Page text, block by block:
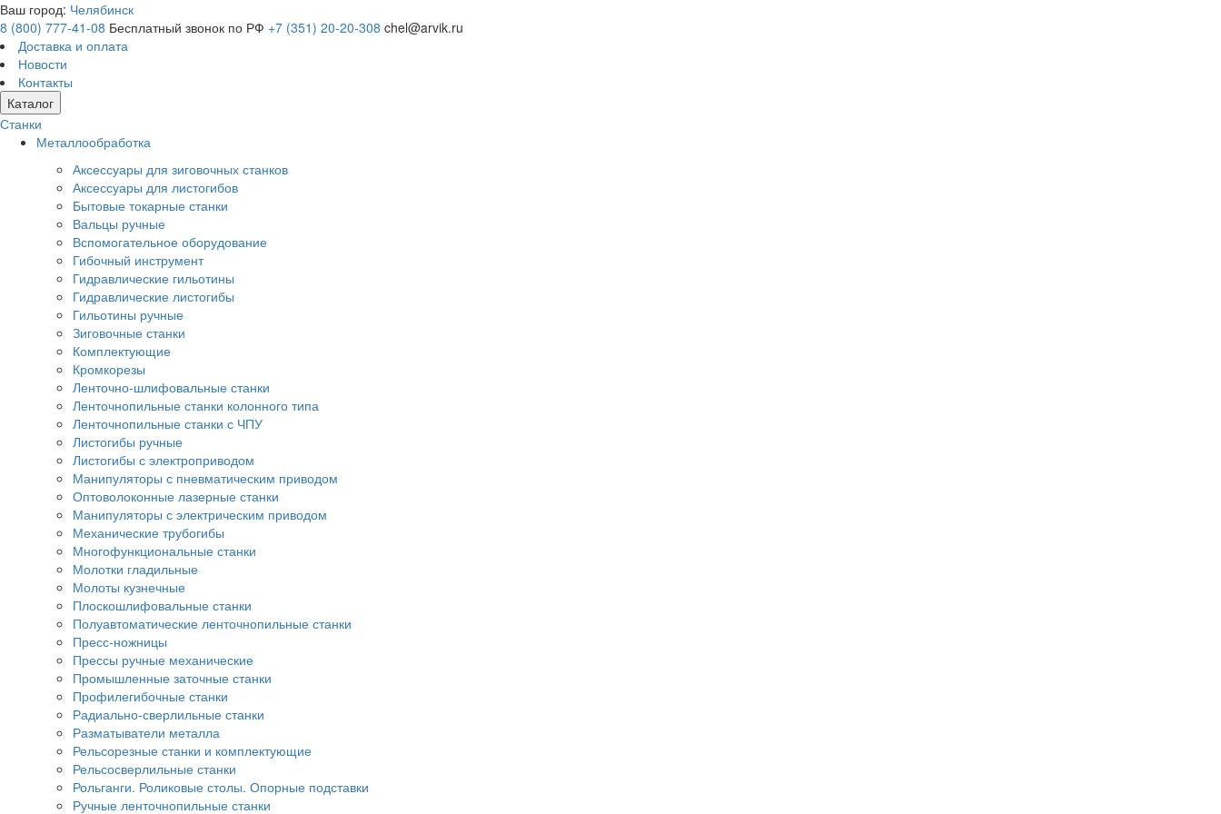
Ваш город: Челябинск
8 (800) 777-41-08 Бесплатный звонок по РФ +7 (351) 20-20-308 chel@arvik.ru
Доставка и оплата
Новости
Контакты
Каталог
Станки
Металлообработка
Аксессуары для зиговочных станков
Аксессуары для листогибов
Бытовые токарные станки
Вальцы ручные
Вспомогательное оборудование
Гибочный инструмент
Гидравлические гильотины
Гидравлические листогибы
Гильотины ручные
Зиговочные станки
Комплектующие
Кромкорезы
Ленточно-шлифовальные станки
Ленточнопильные станки колонного типа
Ленточнопильные станки с ЧПУ
Листогибы ручные
Листогибы с электроприводом
Манипуляторы с пневматическим приводом
Оптоволоконные лазерные станки
Манипуляторы с электрическим приводом
Механические трубогибы
Многофункциональные станки
Молотки гладильные
Молоты кузнечные
Плоскошлифовальные станки
Полуавтоматические ленточнопильные станки
Пресс-ножницы
Прессы ручные механические
Промышленные заточные станки
Профилегибочные станки
Радиально-сверлильные станки
Разматыватели металла
Рельсорезные станки и комплектующие
Рельсосверлильные станки
Рольганги. Роликовые столы. Опорные подставки
Ручные ленточнопильные станки